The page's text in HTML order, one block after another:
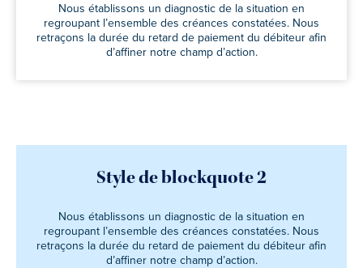
Nous établissons un diagnostic de la situation en
regroupant l’ensemble des créances constatées. Nous
retraçons la durée du retard de paiement du débiteur afin
d’affiner notre champ d’action.
Style de blockquote 2
Nous établissons un diagnostic de la situation en
regroupant l’ensemble des créances constatées. Nous
retraçons la durée du retard de paiement du débiteur afin
d’affiner notre champ d’action.